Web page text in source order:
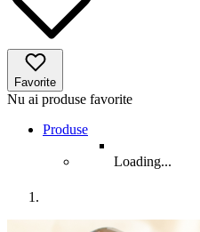
Favorite
Nu ai produse favorite
Produse
Loading...